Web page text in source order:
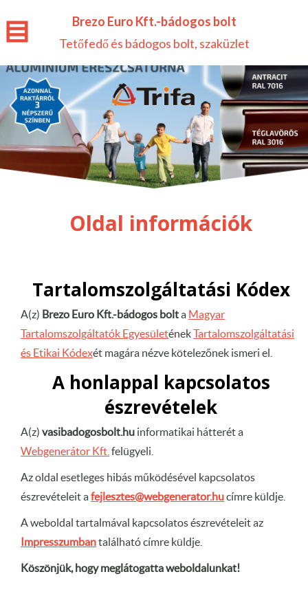
Brezo Euro Kft.-bádogos bolt
Tetőfedő és bádogos bolt, szaküzlet
Oldal információk
Tartalomszolgáltatási Kódex
A(z) Brezo Euro Kft.-bádogos bolta Magyar
Tartalomszolgáltatók Egyesületének
Tartalomszolgáltatási
és Etikai Kódexét magára nézve kötelezőnek ismeri el.
A honlappal kapcsolatos
észrevételek
A(z) vasibadogosbolt.hu informatikai hátterét a
Webgenerátor Kft. felügyeli.
Az oldal esetleges hibás működésével kapcsolatos
észrevételeit afejlesztes@webgenerator.hucímre küldje.
A weboldal tartalmával kapcsolatos észrevételeit az
Impresszumbantalálható címre küldje.
Köszönjük, hogy meglátogatta weboldalunkat!